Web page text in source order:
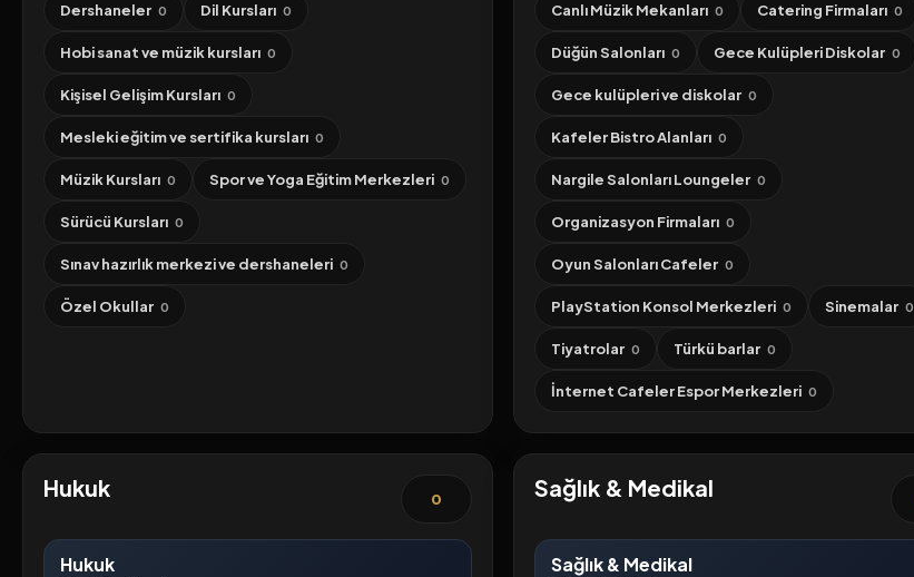
Dershaneler 0 Dil Kursları 0
Hobi sanat ve müzik kursları 0
Kişisel Gelişim Kursları 0
Mesleki eğitim ve sertifika kursları 0
Müzik Kursları 0 Spor ve Yoga Eğitim Merkezleri 0
Sürücü Kursları 0
Sınav hazırlık merkezi ve dershaneleri 0
Özel Okullar 0
Canlı Müzik Mekanları 0 Catering Firmaları 0
Düğün Salonları 0 Gece Kulüpleri Diskolar 0
Gece kulüpleri ve diskolar 0
Kafeler Bistro Alanları 0
Nargile Salonları Loungeler 0
Organizasyon Firmaları 0
Oyun Salonları Cafeler 0
PlayStation Konsol Merkezleri 0 Sinemalar 0
Tiyatrolar 0 Türkü barlar 0
İnternet Cafeler Espor Merkezleri 0
Hukuk 0
Hukuk
Sağlık & Medikal
Sağlık & Medikal